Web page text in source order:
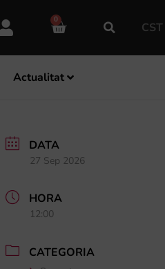
0
CST
Actualitat
DATA
27 Sep 2026
HORA
12:00
CATEGORIA